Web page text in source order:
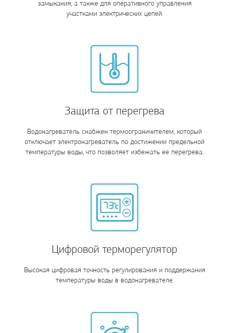
замыкания, а также для оперативного управления
участками электрических цепей.
Защита от перегрева
Водонагреватель снабжен термоограничителем, который
отключает электронагреватель по достижении предельной
температуры воды, что позволяет избежать ее перегрева.
Цифровой терморегулятор
Высокая цифровая точность регулирования и поддержания
температуры воды в водонагревателе.